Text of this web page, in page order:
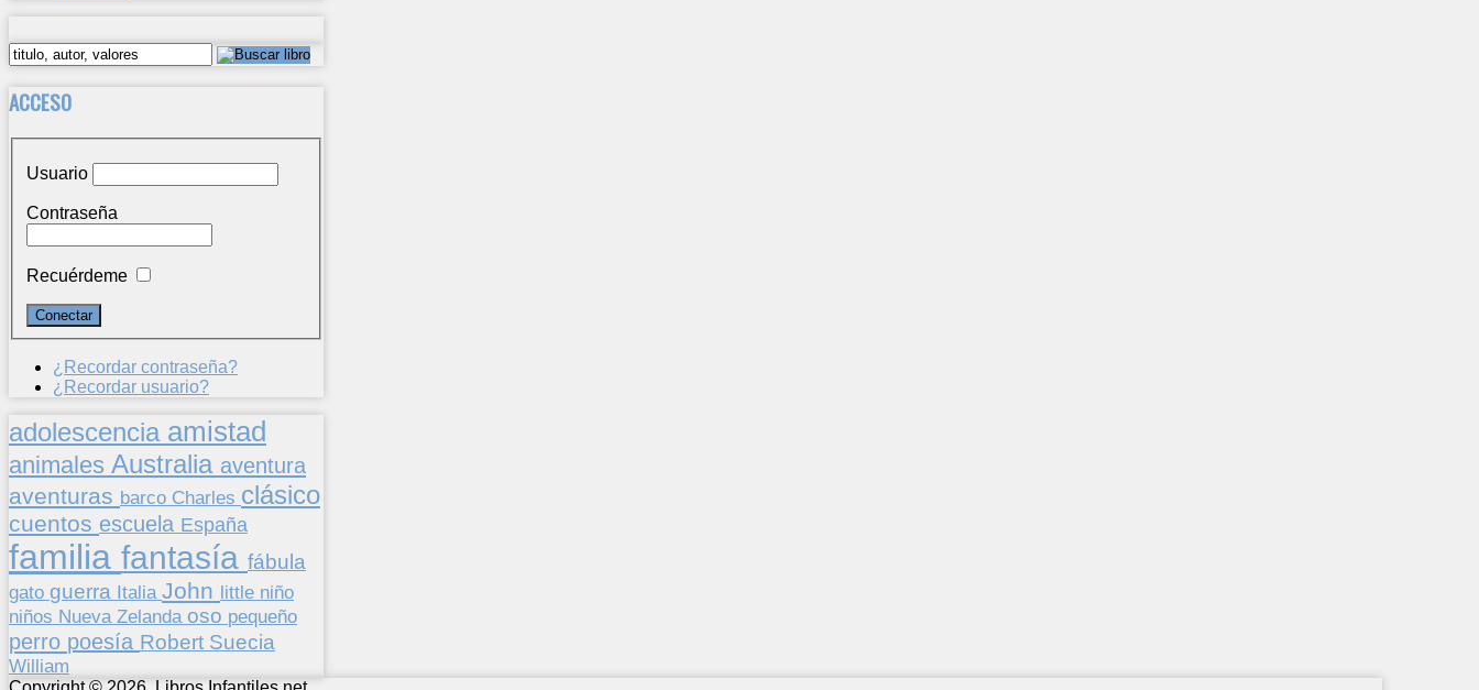
ACCESO
Usuario
Contraseña
Recuérdeme
¿Recordar contraseña?
¿Recordar usuario?
adolescencia amistad
animales Australia aventura
aventuras barco Charles clásico
cuentos escuela España
familia fantasía fábula
gato guerra Italia John little niño
niños Nueva Zelanda oso pequeño
perro poesía Robert Suecia
William